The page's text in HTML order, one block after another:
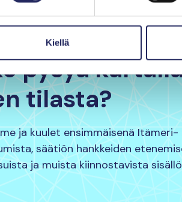
Kiellä
pysyä
tilasta?
ja kuulet ensimmäisenä Itämeri-
säätiön hankkeiden
ja muista kiinnostavista